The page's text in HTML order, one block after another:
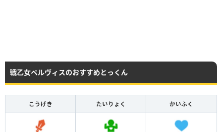
戦乙女ペルヴィスのおすすめとっくん
こうげき たいりょく かいふく